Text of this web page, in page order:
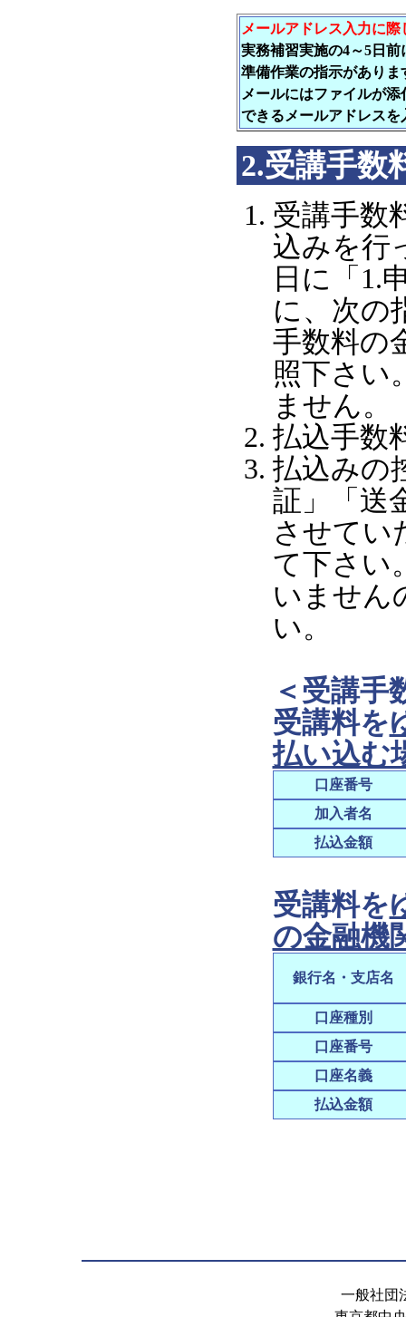
メールアドレス入力に
実務補習実施の4～5日
準備作業の指示がありま
メールにはファイルが
できるメールアドレスを
2.受講手数
受講手数
込みを行
日に「1.
に、次の
手数料の
照下さい
ません。
払込手数
払込みの
証」「送
させてい
て下さい
いません
い。
＜受講手
受講料を
払い込む
口座番号
加入者名
払込金額
受講料を
の金融機
銀行名・支店名
口座種別
口座番号
口座名義
払込金額
一般社団